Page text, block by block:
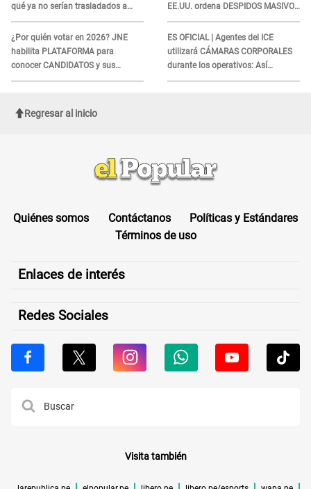
qué ya no serían trasladados a
viernes
¿Por quién votar en 2026? JNE
habilita PLATAFORMA para
conocer CANDIDATOS y sus
propuestas
EE.UU. ordena DESPIDOS MASIVOS
y DEPORTACIONES a estos
extranjeros
ES OFICIAL | Agentes del ICE
utilizará CÁMARAS CORPORALES
durante los operativos: Así
afectará a inmigrantes
Regresar al inicio
Quiénes somos Contáctanos
Políticas y Estándares
Términos de uso
Enlaces de interés
Redes Sociales
Visita también